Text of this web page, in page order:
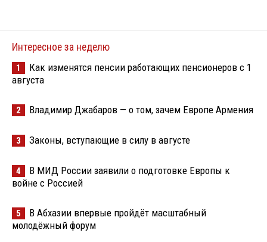
Интересное за неделю
1
Как изменятся пенсии работающих пенсионеров с 1
августа
2 Владимир Джабаров — о том, зачем Европе Армения
3 Законы, вступающие в силу в августе
4
В МИД России заявили о подготовке Европы к
войне с Россией
5
В Абхазии впервые пройдёт масштабный
молодёжный форум